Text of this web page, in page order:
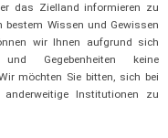
das Zielland informieren zu
Wissen und Gewissen
wir Ihnen aufgrund sich
Gegebenheiten keine
möchten Sie bitten, sich bei
Institutionen zu